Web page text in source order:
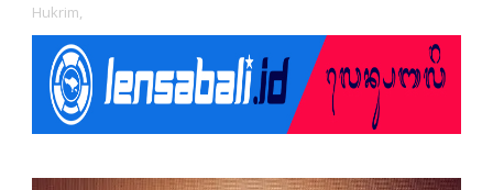
Hukrim,